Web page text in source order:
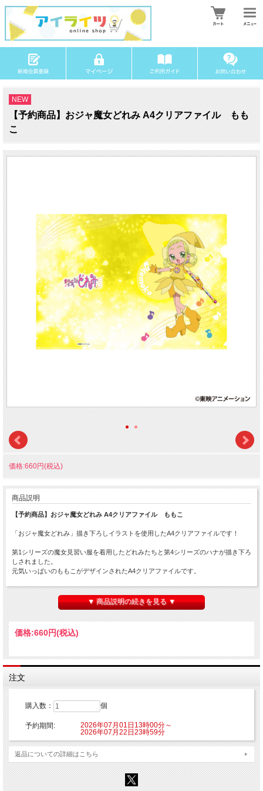
NEW
【予約商品】おジャ魔女どれみ A4クリアファイル もも
こ
価格:660円(税込)
商品説明
【予約商品】おジャ魔女どれみ A4クリアファイル ももこ
「おジャ魔女どれみ」描き下ろしイラストを使用したA4クリアファイルです！
第1シリーズの魔女見習い服を着用したどれみたちと第4シリーズのハナが描き下ろ
しされました。
元気いっぱいのももこがデザインされたA4クリアファイルです。
【発送予定】
2026年9月中旬頃より随時発送となります。
■種類：1種
■販売形態：オープン仕様
■サイズ：約W220mm×H310mm
【ご注意】
※こちらの商品はご注文時にクレジットカード決済承認（課金）を行います。予め
ご了承ください。
※受注生産商品のため、お申込み後のキャンセルはできません。予めご了承くださ
※他商品と一緒に購入した場合、予約商品と一緒に発送となります。
© 東映アニメーション
▼ 商品説明の続きを見る ▼
価格:660円(税込)
注文
購入数： 個
予約期間:
2026年07月01日13時00分～
2026年07月22日23時59分
返品についての詳細はこちら